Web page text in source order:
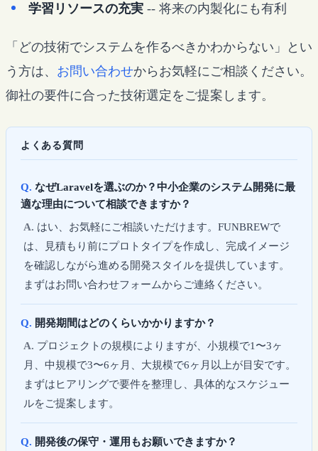
学習リソースの充実 -- 将来の内製化にも有利
「どの技術でシステムを作るべきかわからない」とい
う方は、 お問い合わせからお気軽にご相談ください。
御社の要件に合った技術選定をご提案します。
よくある質問
なぜLaravelを選ぶのか？中小企業のシステム開発に最
適な理由について相談できますか？
はい、お気軽にご相談いただけます。FUNBREWで
は、見積もり前にプロトタイプを作成し、完成イメージ
を確認しながら進める開発スタイルを提供しています。
まずはお問い合わせフォームからご連絡ください。
開発期間はどのくらいかかりますか？
プロジェクトの規模によりますが、小規模で1〜3ヶ
月、中規模で3〜6ヶ月、大規模で6ヶ月以上が目安です。
まずはヒアリングで要件を整理し、具体的なスケジュー
ルをご提案します。
開発後の保守・運用もお願いできますか？